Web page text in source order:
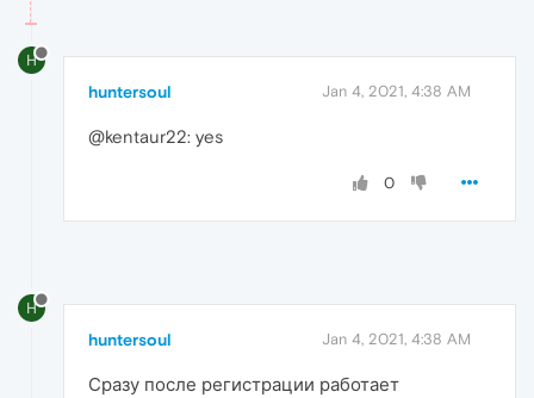
H
huntersoul Jan 4, 2021, 4:38 AM
@kentaur22: yes
0
H
huntersoul Jan 4, 2021, 4:38 AM
Сразу после регистрации работает